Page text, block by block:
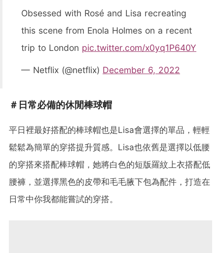
Obsessed with Rosé and Lisa recreating
this scene from Enola Holmes on a recent
trip to London pic.twitter.com/x0yq1P640Y
— Netflix (@netflix) December 6, 2022
＃日常必備的休閒棒球帽
平日裡最好搭配的棒球帽也是Lisa會選擇的單品，輕輕
鬆鬆為簡單的穿搭提升質感。Lisa也依舊是選擇以低腰
的穿搭來搭配棒球帽，她將白色的短版羅紋上衣搭配低
腰褲，並選擇黑色的皮帶和毛毛腋下包為配件，打造在
日常中你我都能嘗試的穿搭。